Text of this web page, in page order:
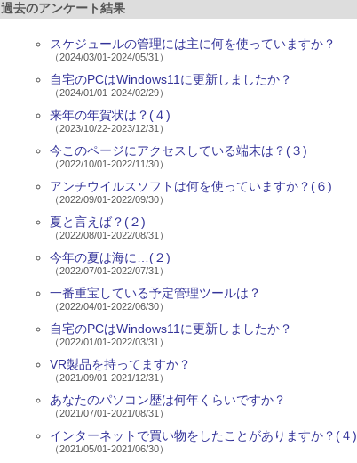
過去のアンケート結果
スケジュールの管理には主に何を使っていますか？
（2024/03/01-2024/05/31）
自宅のPCはWindows11に更新しましたか？
（2024/01/01-2024/02/29）
来年の年賀状は？(４)
（2023/10/22-2023/12/31）
今このページにアクセスしている端末は？(３)
（2022/10/01-2022/11/30）
アンチウイルスソフトは何を使っていますか？(６)
（2022/09/01-2022/09/30）
夏と言えば？(２)
（2022/08/01-2022/08/31）
今年の夏は海に…(２)
（2022/07/01-2022/07/31）
一番重宝している予定管理ツールは？
（2022/04/01-2022/06/30）
自宅のPCはWindows11に更新しましたか？
（2022/01/01-2022/03/31）
VR製品を持ってますか？
（2021/09/01-2021/12/31）
あなたのパソコン歴は何年くらいですか？
（2021/07/01-2021/08/31）
インターネットで買い物をしたことがありますか？(４)
（2021/05/01-2021/06/30）